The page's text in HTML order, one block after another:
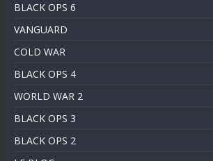
BLACK OPS 6
VANGUARD
COLD WAR
BLACK OPS 4
WORLD WAR 2
BLACK OPS 3
BLACK OPS 2